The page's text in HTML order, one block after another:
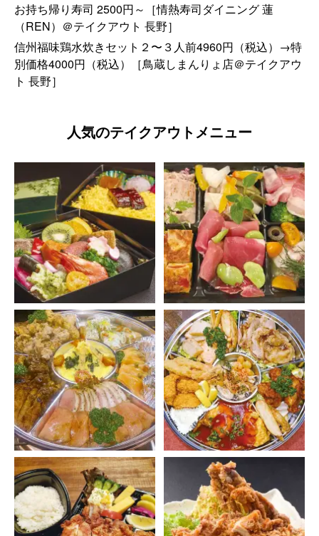
お持ち帰り寿司 2500円～［情熱寿司ダイニング 蓮
（REN）＠テイクアウト 長野］
信州福味鶏水炊きセット２〜３人前4960円（税込）→特
別価格4000円（税込）［鳥蔵しまんりょ店＠テイクアウ
ト 長野］
人気のテイクアウトメニュー